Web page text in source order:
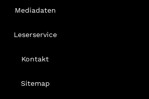
Mediadaten
Leserservice
Kontakt
Sitemap